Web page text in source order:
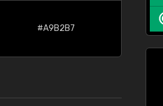
#A9B2B7